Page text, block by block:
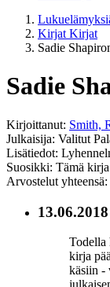
Kirjat Kirjat
Sadie
Sadie
Kirjoittanut: Smith,
Julkaisija: Valitut
Lisätiedot:
Suosikki: Tämä
Arvostelut
13.06.2018
Todella
kirja
käsiin -